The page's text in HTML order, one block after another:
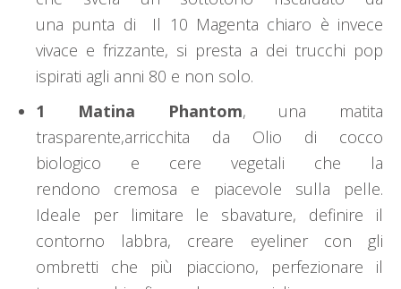
una punta di Il 10 Magenta chiaro è invece
vivace e frizzante, si presta a dei trucchi pop
ispirati agli anni 80 e non solo.
1 Matina Phantom, una matita
trasparente,arricchita da Olio di cocco
biologico e cere vegetali che la
rendono cremosa e piacevole sulla pelle.
Ideale per limitare le sbavature, definire il
contorno labbra, creare eyeliner con gli
ombretti che più piacciono, perfezionare il